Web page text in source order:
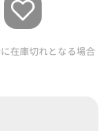
在庫切れとなる場合